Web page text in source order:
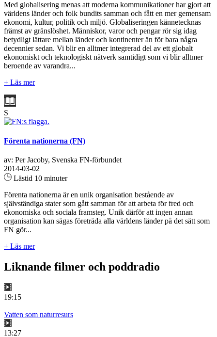
Med globalisering menas att moderna kommunikationer har gjort att
världens länder och folk bundits samman och fått en mer gemensam
ekonomi, kultur, politik och miljö. Globaliseringen kännetecknas
främst av gränslöshet. Människor, varor och pengar rör sig idag
betydligt lättare mellan länder och kontinenter än för bara några
decennier sedan. Vi blir en alltmer integrerad del av ett globalt
ekonomiskt och teknologiskt nätverk samtidigt som vi blir alltmer
beroende av varandra...
+ Läs mer
S
Förenta nationerna (FN)
av: Per Jacoby, Svenska FN-förbundet
2014-03-02
Lästid 10 minuter
Förenta nationerna är en unik organisation bestående av
självständiga stater som gått samman för att arbeta för fred och
ekonomiska och sociala framsteg. Unik därför att ingen annan
organisation kan sägas företräda alla världens länder på det sätt som
FN gör...
+ Läs mer
Liknande filmer och poddradio
19:15
Vatten som naturresurs
13:27